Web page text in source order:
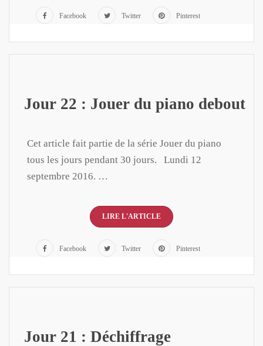
Facebook Twitter Pinterest
Jour 22 : Jouer du piano debout
Cet article fait partie de la série Jouer du piano
tous les jours pendant 30 jours. Lundi 12
septembre 2016. …
LIRE L'ARTICLE
Facebook Twitter Pinterest
Jour 21 : Déchiffrage